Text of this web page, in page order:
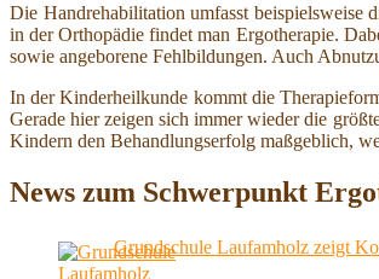
Die Handrehabilitation umfasst beispielsweise
in der Orthopädie findet man Ergotherapie.
sowie angeborene Fehlbildungen. Auch
In der Kinderheilkunde kommt die
Gerade hier zeigen sich immer wieder die
Kindern den Behandlungserfolg maßgeblich,
News zum Schwerpunkt
Grundschule Laufamholz zeigt